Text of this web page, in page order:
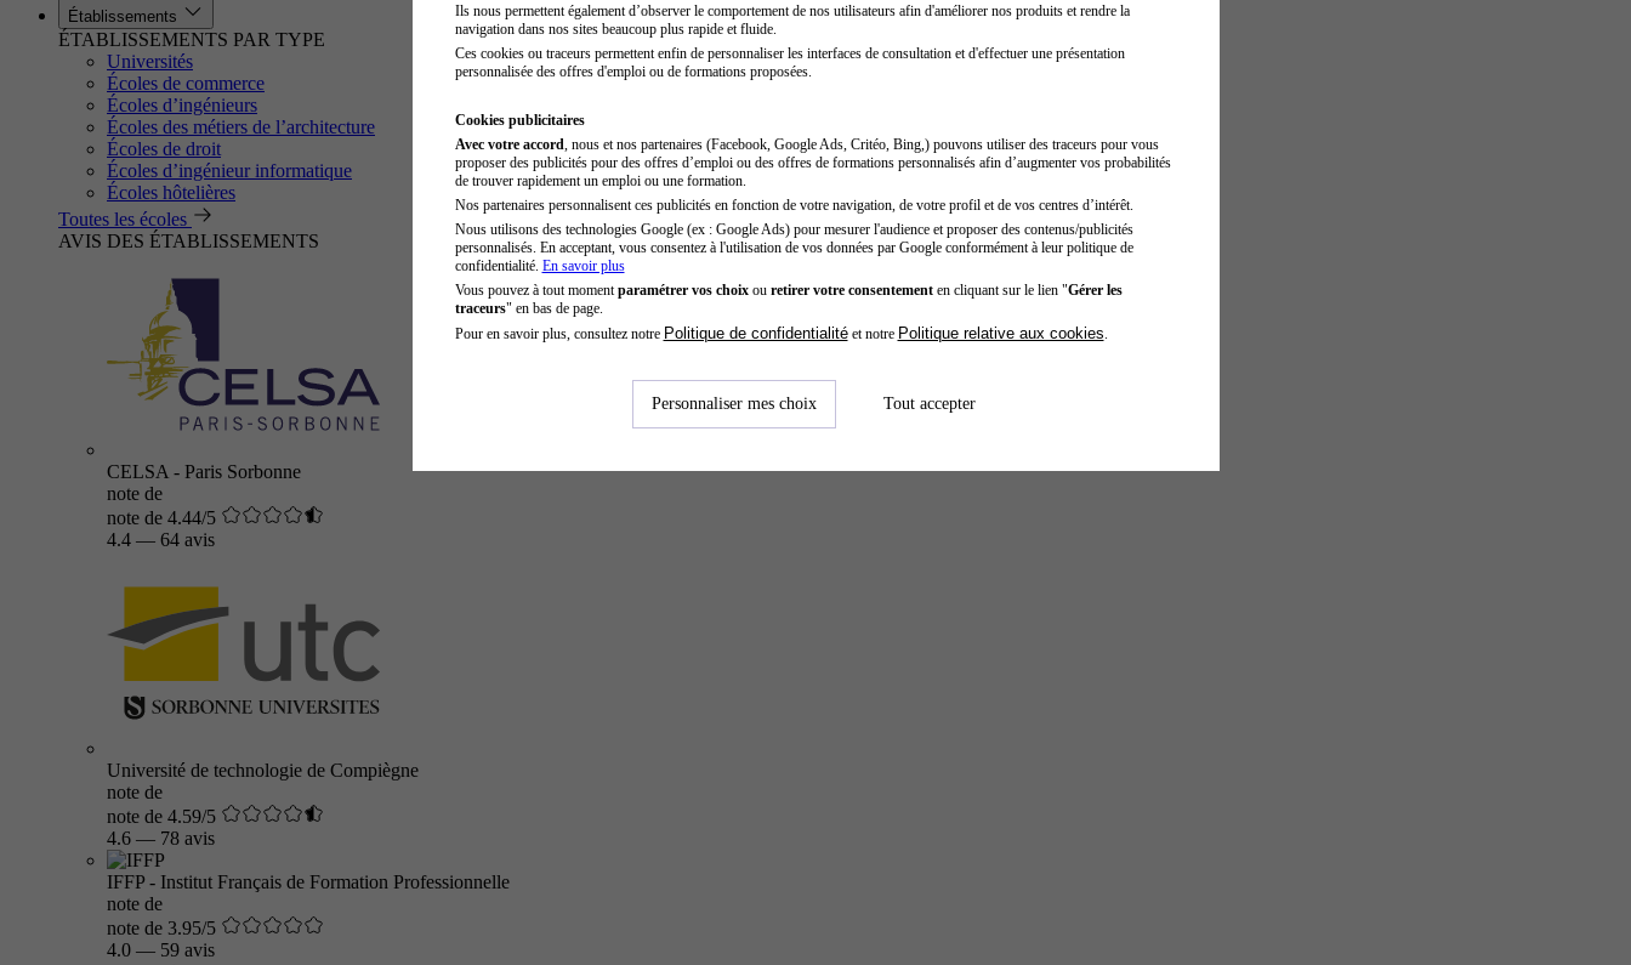
Établissements
ÉTABLISSEMENTS PAR TYPE
Universités
Écoles de commerce
Écoles d’ingénieurs
Écoles des métiers de l’architecture
Écoles de droit
Écoles d’ingénieur informatique
Écoles hôtelières
Toutes les écoles
AVIS DES ÉTABLISSEMENTS
CELSA - Paris Sorbonne
note de
note de 4.44/5
4.4 — 64 avis
Université de technologie de Compiègne
note de
note de 4.59/5
4.6 — 78 avis
IFFP - Institut Français de Formation Professionnelle
note de
note de 3.95/5
4.0 — 59 avis
Ils nous permettent également d’observer le comportement de nos utilisateurs afin d'améliorer nos produits et rendre la
navigation dans nos sites beaucoup plus rapide et fluide.
Ces cookies ou traceurs permettent enfin de personnaliser les interfaces de consultation et d'effectuer une présentation
personnalisée des offres d'emploi ou de formations proposées.
Cookies publicitaires
Avec votre accord , nous et nos partenaires (Facebook, Google Ads, Critéo, Bing,) pouvons utiliser des traceurs pour vous
proposer des publicités pour des offres d’emploi ou des offres de formations personnalisés afin d’augmenter vos probabilités
de trouver rapidement un emploi ou une formation.
Nos partenaires personnalisent ces publicités en fonction de votre navigation, de votre profil et de vos centres d’intérêt.
Nous utilisons des technologies Google (ex : Google Ads) pour mesurer l'audience et proposer des contenus/publicités
personnalisés. En acceptant, vous consentez à l'utilisation de vos données par Google conformément à leur politique de
confidentialité. En savoir plus
Vous pouvez à tout moment paramétrer vos choixou retirer votre consentementen cliquant sur le lien "Gérer les
traceurs" en bas de page.
Pour en savoir plus, consultez notre Politique de confidentialitéet notre Politique relative aux cookies
Personnaliser mes choix Tout accepter